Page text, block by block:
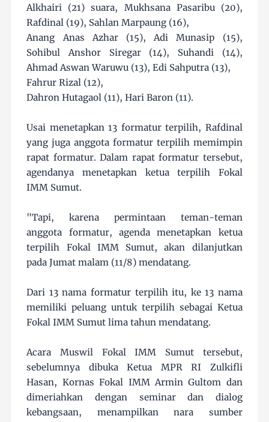
Alkhairi (21) suara, Mukhsana Pasaribu (20),
Rafdinal (19), Sahlan Marpaung (16),
Anang Anas Azhar (15), Adi Munasip (15),
Sohibul Anshor Siregar (14), Suhandi (14),
Ahmad Aswan Waruwu (13), Edi Sahputra (13),
Fahrur Rizal (12),
Dahron Hutagaol (11), Hari Baron (11).
Usai menetapkan 13 formatur terpilih, Rafdinal
yang juga anggota formatur terpilih memimpin
rapat formatur. Dalam rapat formatur tersebut,
agendanya menetapkan ketua terpilih Fokal
IMM Sumut.
"Tapi, karena permintaan teman-teman
anggota formatur, agenda menetapkan ketua
terpilih Fokal IMM Sumut, akan dilanjutkan
pada Jumat malam (11/8) mendatang.
Dari 13 nama formatur terpilih itu, ke 13 nama
memiliki peluang untuk terpilih sebagai Ketua
Fokal IMM Sumut lima tahun mendatang.
Acara Muswil Fokal IMM Sumut tersebut,
sebelumnya dibuka Ketua MPR RI Zulkifli
Hasan, Kornas Fokal IMM Armin Gultom dan
dimeriahkan dengan seminar dan dialog
kebangsaan, menampilkan nara sumber